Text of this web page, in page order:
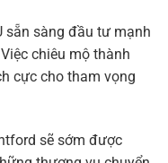
sẵn sàng đầu tư mạnh
chiêu mộ thành
cực cho tham vọng
sẽ sớm được